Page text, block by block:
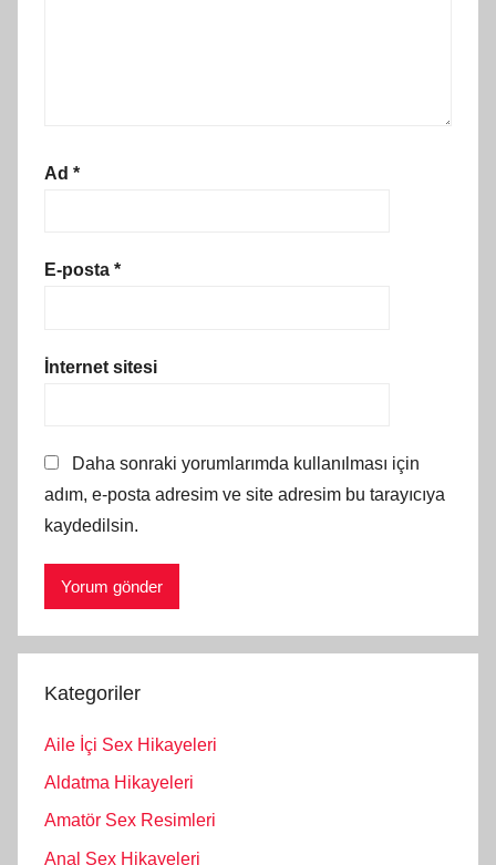
Ad *
E-posta *
İnternet sitesi
Daha sonraki yorumlarımda kullanılması için
adım, e-posta adresim ve site adresim bu tarayıcıya
kaydedilsin.
Kategoriler
Aile İçi Sex Hikayeleri
Aldatma Hikayeleri
Amatör Sex Resimleri
Anal Sex Hikayeleri